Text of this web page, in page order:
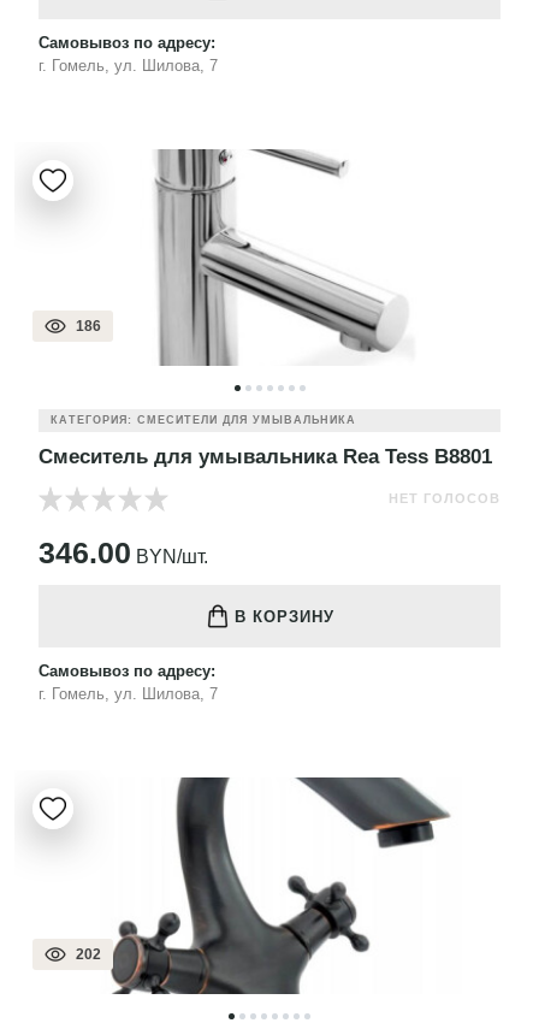
Самовывоз по адресу:
г. Гомель, ул. Шилова, 7
186
КАТЕГОРИЯ: СМЕСИТЕЛИ ДЛЯ УМЫВАЛЬНИКА
Смеситель для умывальника Rea Tess B8801
НЕТ ГОЛОСОВ
346.00 BYN/шт.
В КОРЗИНУ
Самовывоз по адресу:
г. Гомель, ул. Шилова, 7
202